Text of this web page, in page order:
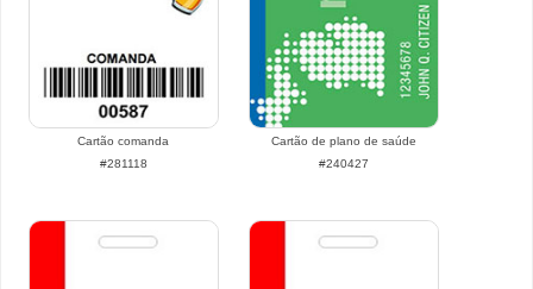
Cartão comanda
#281118
Cartão de plano de saúde
#240427